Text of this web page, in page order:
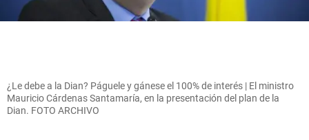
¿Le debe a la Dian? Páguele y gánese el 100% de interés | El ministro
Mauricio Cárdenas Santamaría, en la presentación del plan de la
Dian. FOTO ARCHIVO